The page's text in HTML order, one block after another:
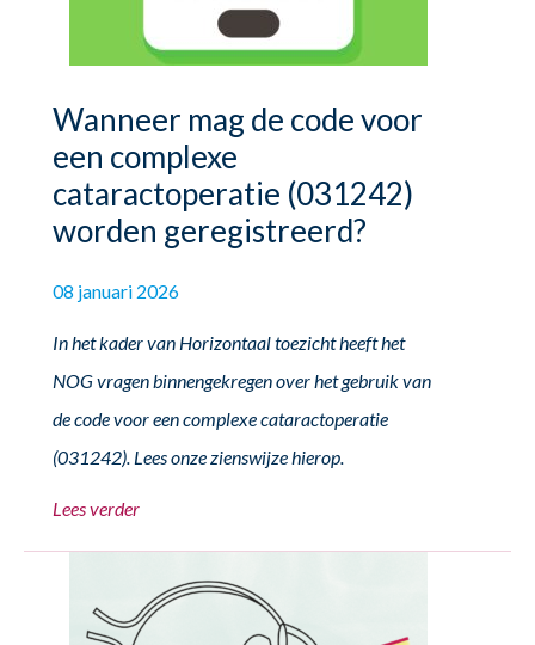
Wanneer mag de code voor
een complexe
cataractoperatie (031242)
worden geregistreerd?
08 januari 2026
In het kader van Horizontaal toezicht heeft het
NOG vragen binnengekregen over het gebruik van
de code voor een complexe cataractoperatie
(031242). Lees onze zienswijze hierop.
Lees verder